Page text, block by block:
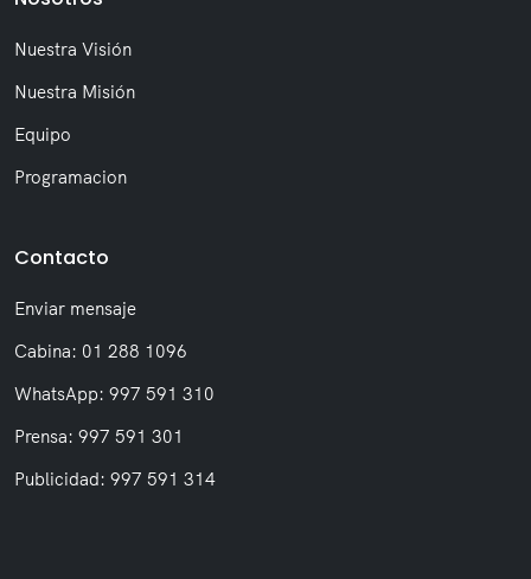
Nuestra Visión
Nuestra Misión
Equipo
Programacion
Contacto
Enviar mensaje
Cabina: 01 288 1096
WhatsApp: 997 591 310
Prensa: 997 591 301
Publicidad: 997 591 314